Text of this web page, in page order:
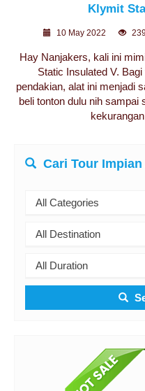
Klymit
10 May 2022
Hay Nanjakers, kali ini
Static Insulated V.
pendakian, alat ini menjadi
beli tonton dulu nih sampai
Cari Tour Impian